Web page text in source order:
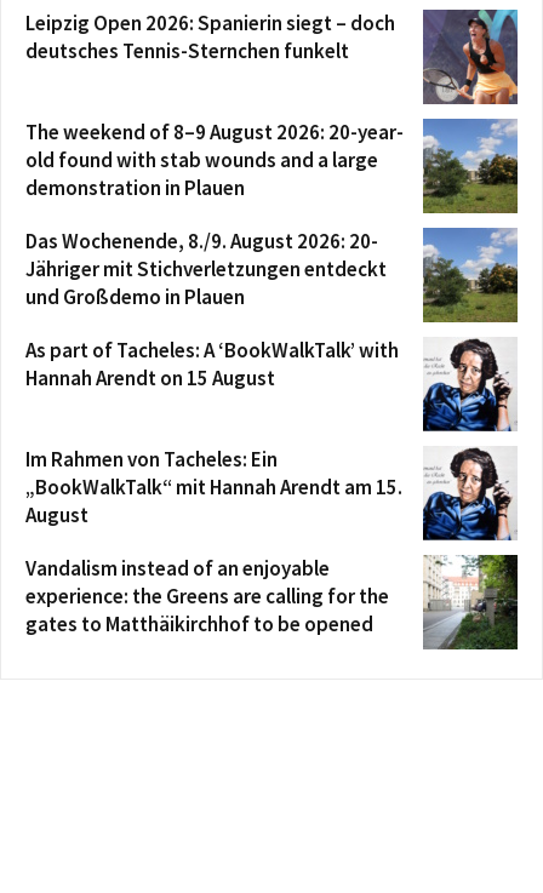
Leipzig Open 2026: Spanierin siegt – doch
deutsches Tennis-Sternchen funkelt
The weekend of 8–9 August 2026: 20-year-
old found with stab wounds and a large
demonstration in Plauen
Das Wochenende, 8./9. August 2026: 20-
Jähriger mit Stichverletzungen entdeckt
und Großdemo in Plauen
As part of Tacheles: A ‘BookWalkTalk’ with
Hannah Arendt on 15 August
Im Rahmen von Tacheles: Ein
„BookWalkTalk“ mit Hannah Arendt am 15.
August
Vandalism instead of an enjoyable
experience: the Greens are calling for the
gates to Matthäikirchhof to be opened